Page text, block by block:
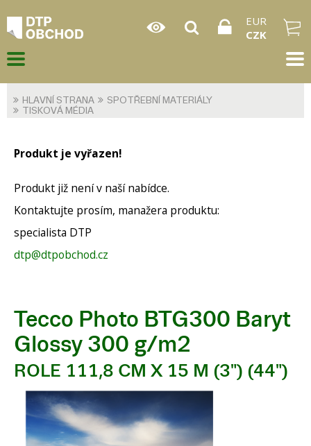
EUR
CZK
HLAVNÍ STRANA
SPOTŘEBNÍ MATERIÁLY
TISKOVÁ MÉDIA
Produkt je vyřazen!
Produkt již není v naší nabídce.
Kontaktujte prosím, manažera produktu:
specialista DTP
dtp@dtpobchod.cz
Tecco Photo BTG300 Baryt
Glossy 300 g/m2
ROLE 111,8 CM X 15 M (3") (44")